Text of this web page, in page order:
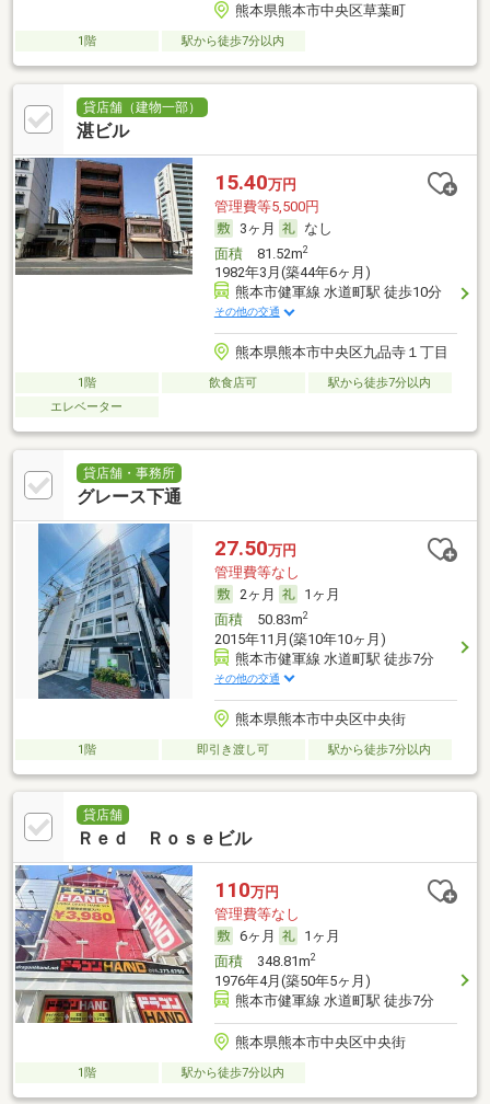
熊本県熊本市中央区草葉町
1階 駅から徒歩7分以内
貸店舗（建物一部）
湛ビル
15.40万円
管理費等5,500円
3ヶ月
なし
面積81.52m2
1982年3月(築44年6ヶ月)
熊本市健軍線 水道町駅 徒歩10分
その他の交通
熊本県熊本市中央区九品寺１丁目
1階 飲食店可
駅から徒歩7分以内
エレベーター
貸店舗・事務所
グレース下通
27.50万円
管理費等なし
2ヶ月
1ヶ月
面積50.83m2
2015年11月(築10年10ヶ月)
熊本市健軍線 水道町駅 徒歩7分
その他の交通
熊本県熊本市中央区中央街
1階 即引き渡し可 駅から徒歩7分以内
貸店舗
Ｒｅｄ Ｒｏｓｅビル
110万円
管理費等なし
6ヶ月
1ヶ月
面積348.81m2
1976年4月(築50年5ヶ月)
熊本市健軍線 水道町駅 徒歩7分
熊本県熊本市中央区中央街
1階 駅から徒歩7分以内